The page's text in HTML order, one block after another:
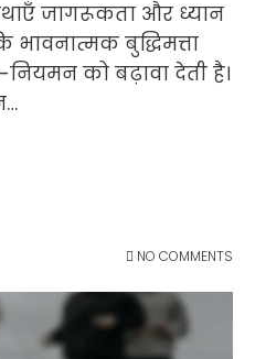
जागरूकता और ध्यान
भावनात्मक बुद्धिमत्ता
को बढ़ावा देती है।
NO COMMENTS